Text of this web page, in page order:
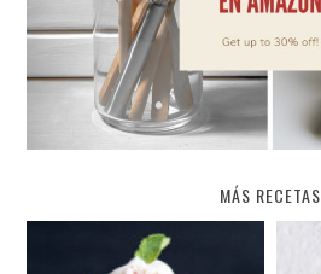
MÁS RECETAS